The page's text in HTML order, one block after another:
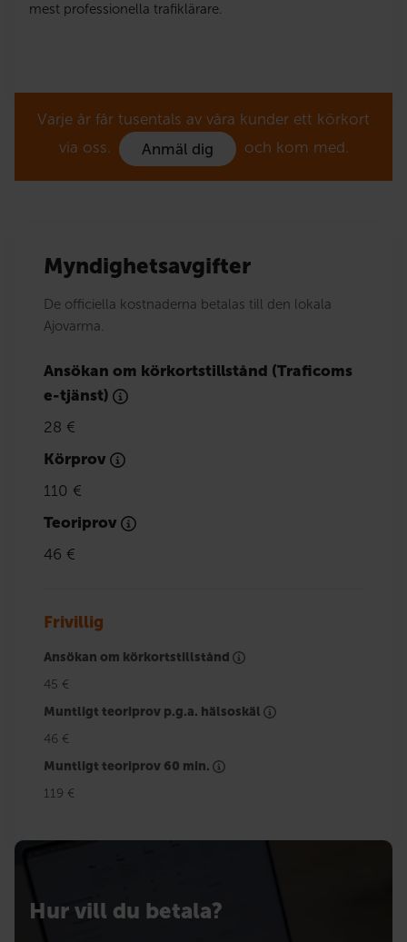
mest professionella trafiklärare.
Varje år får tusentals av våra kunder ett körkort
via oss.
Anmäl dig och kom med.
Myndighetsavgifter
De officiella kostnaderna betalas till den lokala
Ajovarma.
Ansökan om körkortstillstånd (Traficoms
e-tjänst)
28 €
Körprov
110 €
Teoriprov
46 €
Frivillig
Ansökan om körkortstillstånd
45 €
Muntligt teoriprov p.g.a. hälsoskäl
46 €
Muntligt teoriprov 60 min.
119 €
Hur vill du betala?